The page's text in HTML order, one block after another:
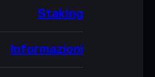
Staking
Informazioni